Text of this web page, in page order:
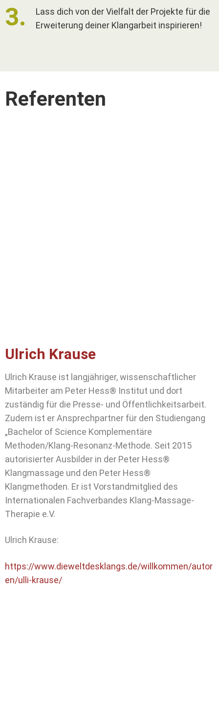
Lass dich von der Vielfalt der Projekte für die
Erweiterung deiner Klangarbeit inspirieren!
Referenten
Ulrich Krause
Ulrich Krause ist langjähriger, wissenschaftlicher
Mitarbeiter am Peter Hess® Institut und dort
zuständig für die Presse- und Öffentlichkeitsarbeit.
Zudem ist er Ansprechpartner für den Studiengang
„Bachelor of Science Komplementäre
Methoden/Klang-Resonanz-Methode. Seit 2015
autorisierter Ausbilder in der Peter Hess®
Klangmassage und den Peter Hess®
Klangmethoden. Er ist Vorstandmitglied des
Internationalen Fachverbandes Klang-Massage-
Therapie e.V.
Ulrich Krause:
https://www.dieweltdesklangs.de/willkommen/autor
en/ulli-krause/